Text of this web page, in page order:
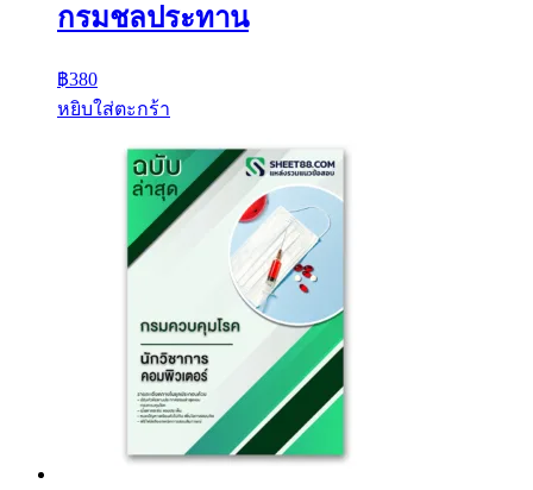
กรมชลประทาน
฿380
หยิบใส่ตะกร้า